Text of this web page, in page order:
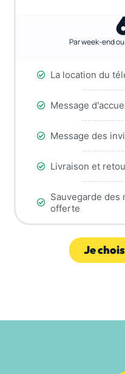
Par week-end
La location du
Message
Message des
Livraison et
Sauvegarde des
offerte
Je